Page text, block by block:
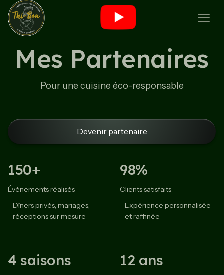
Mes Partenaires
Pour une cuisine éco-responsable
Devenir partenaire
150+
Événements réalisés
Dîners privés, mariages,
réceptions sur mesure
98%
Clients satisfaits
Expérience personnalisée
et raffinée
4 saisons 12 ans